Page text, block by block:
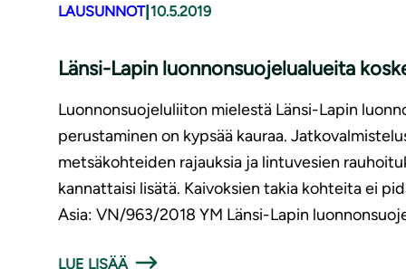
LAUSUNNOT| 10.5.2019
Länsi-Lapin luon­non­suo­je­lua­luei­ta
Luonnonsuojeluliiton mielestä Länsi-Lapin
perustaminen on kypsää kauraa.
metsäkohteiden rajauksia ja lintuvesien
kannattaisi lisätä. Kaivoksien takia kohteita ei
Asia: VN/963/2018 YM Länsi-Lapin
LUE LISÄÄ